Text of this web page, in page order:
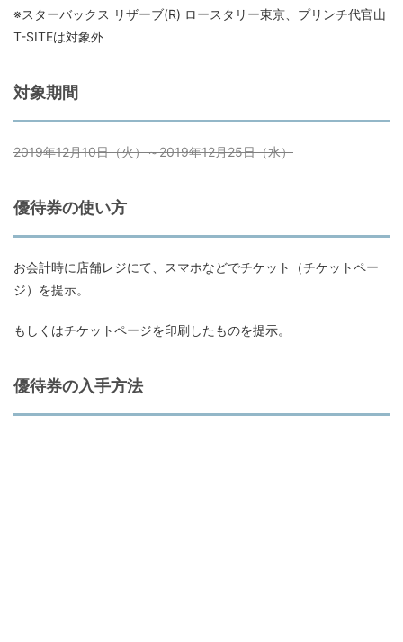
※スターバックス リザーブ(R) ロースタリー東京、プリンチ代官山
T-SITEは対象外
対象期間
2019年12月10日（火）～2019年12月25日（水）
優待券の使い方
お会計時に店舗レジにて、スマホなどでチケット（チケットペー
ジ）を提示。
もしくはチケットページを印刷したものを提示。
優待券の入手方法